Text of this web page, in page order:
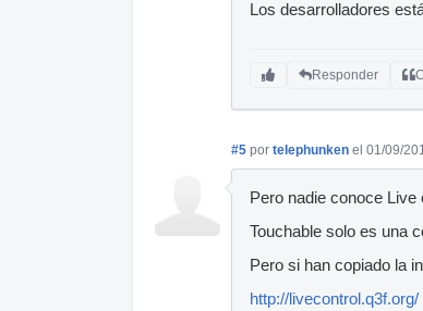
Los desarrolladores
Responder
#5 por telephunken el 01/09/
Pero nadie conoce Live
Touchable solo es una
Pero si han copiado la
http://livecontrol.q3f.org/